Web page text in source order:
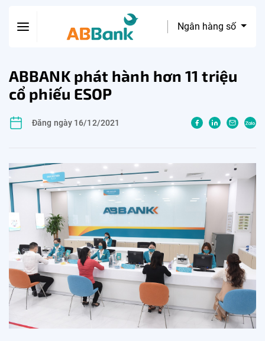
Ngân hàng số
ABBANK phát hành hơn 11 triệu
cổ phiếu ESOP
Đăng ngày 16/12/2021